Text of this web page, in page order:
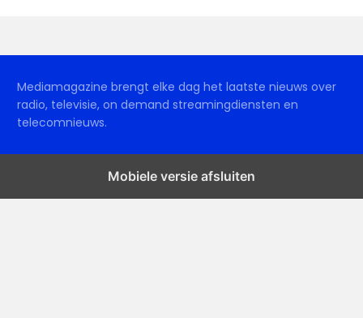
Mediamagazine brengt elke dag het laatste nieuws over
radio, televisie, on demand streamingdiensten en
telecomnieuws.
Mobiele versie afsluiten